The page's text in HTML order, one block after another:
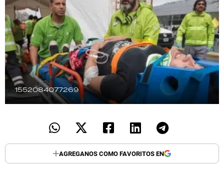
1552084077269
AGREGANOS COMO FAVORITOS EN
RECETAS
PALABRAS
HORÓSCOPO
Seguinos